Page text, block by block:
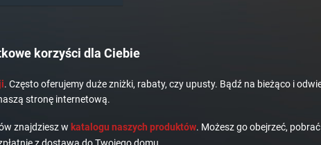
korzyści dla Ciebie
. Często oferujemy duże zniżki, rabaty, czy upusty. Bądź na bieżąco i
stronę internetową.
znajdziesz w katalogu naszych produktów. Możesz go obejrzeć,
z dostawą do Twojego domu.